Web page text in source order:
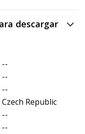
descargar
--
--
--
Czech Republic
--
--